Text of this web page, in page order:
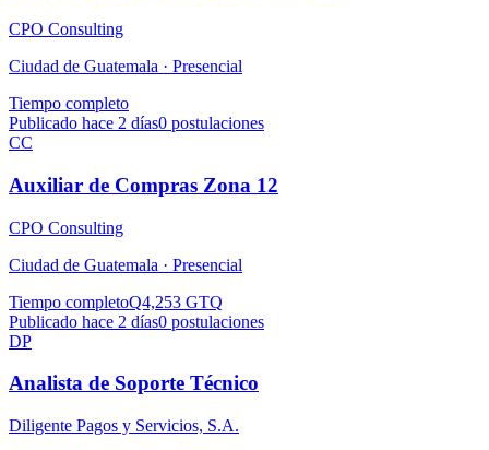
CPO Consulting
Ciudad de Guatemala · Presencial
Tiempo completo
Publicado hace 2 días0 postulaciones
CC
Auxiliar de Compras Zona 12
CPO Consulting
Ciudad de Guatemala · Presencial
Tiempo completoQ4,253 GTQ
Publicado hace 2 días0 postulaciones
DP
Analista de Soporte Técnico
Diligente Pagos y Servicios, S.A.